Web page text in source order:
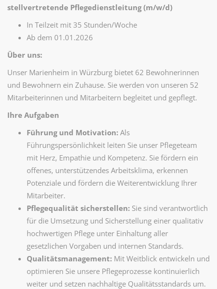
stellvertretende Pflegedienstleitung (m/w/d)
In Teilzeit mit 35 Stunden/Woche
Ab dem 01.01.2026
Über uns:
Unser Marienheim in Würzburg bietet 62 Bewohnerinnen
und Bewohnern ein Zuhause. Sie werden von unseren 52
Mitarbeiterinnen und Mitarbeitern begleitet und gepflegt.
Ihre Aufgaben
Führung und Motivation: Als
Führungspersönlichkeit leiten Sie unser Pflegeteam
mit Herz, Empathie und Kompetenz. Sie fördern ein
offenes, unterstützendes Arbeitsklima, erkennen
Potenziale und fördern die Weiterentwicklung Ihrer
Mitarbeiter.
Pflegequalität sicherstellen: Sie sind verantwortlich
für die Umsetzung und Sicherstellung einer qualitativ
hochwertigen Pflege unter Einhaltung aller
gesetzlichen Vorgaben und internen Standards.
Qualitätsmanagement: Mit Weitblick entwickeln und
optimieren Sie unsere Pflegeprozesse kontinuierlich
weiter und setzen nachhaltige Qualitätsstandards um.